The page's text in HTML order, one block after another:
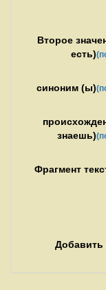
Второе
есть)
синоним (ы)
знаешь)
Фрагмент
Добавить